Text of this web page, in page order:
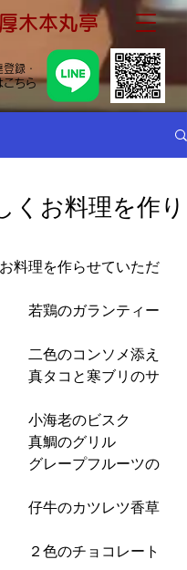
厚木本丸亭
録・
こちら
くお料理を作り
料理を作らせていただ
　若鶏のガランティー
ンソメ添え
　真タコと寒ブリのサ
　小海老のビスク
　真鯛のグリル
フルーツの
　仔牛のカツレツ香草
　２色のチョコレート